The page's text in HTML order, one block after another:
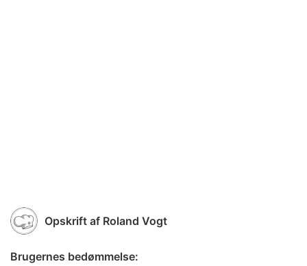
Opskrift af Roland Vogt
Brugernes bedømmelse: